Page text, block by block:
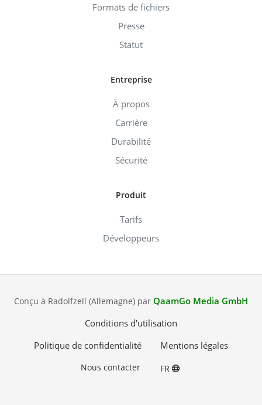
Formats de fichiers
Presse
Statut
Entreprise
À propos
Carrière
Durabilité
Sécurité
Produit
Tarifs
Développeurs
Conçu à Radolfzell (Allemagne) par QaamGo Media GmbH
Conditions d'utilisation
Politique de confidentialité
Mentions légales
Nous contacter FR